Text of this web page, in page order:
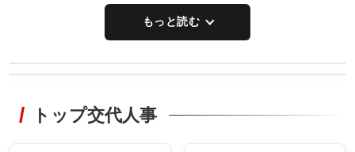
もっと読む
非鉄業界で
タックトレー
トップ交代人事